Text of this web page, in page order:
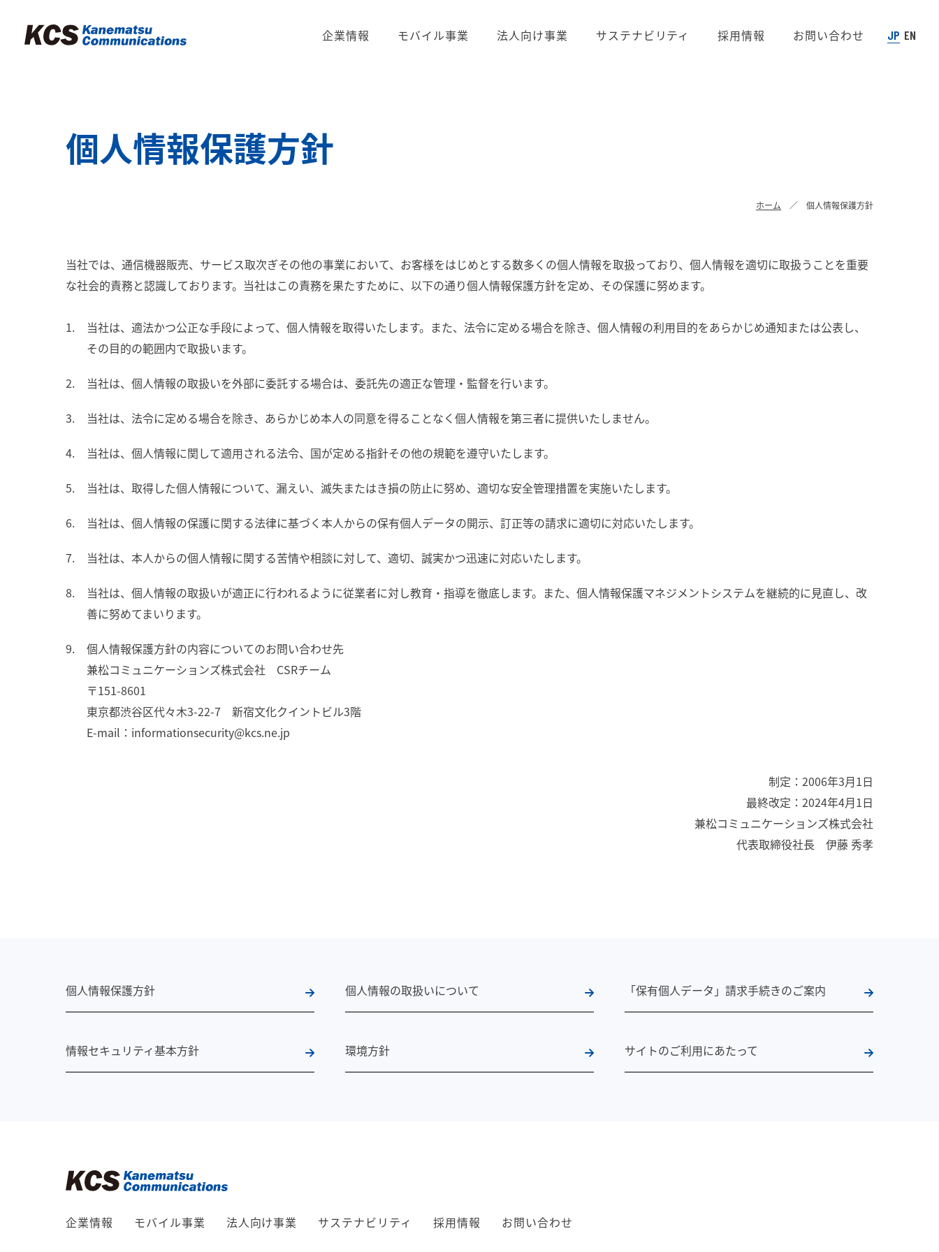
企業情報 モバイル事業 法人向け事業 サステナビリティ 採用情報 お問い合わせ JP EN
個人情報保護方針
ホーム 個人情報保護方針
当社では、通信機器販売、サービス取次ぎその他の事業において、お客様をはじめとする数多くの個人情報を取扱っており、個人情報を適切に取扱うことを重要
な社会的責務と認識しております。当社はこの責務を果たすために、以下の通り個人情報保護方針を定め、その保護に努めます。
当社は、適法かつ公正な手段によって、個人情報を取得いたします。また、法令に定める場合を除き、個人情報の利用目的をあらかじめ通知または公表し、
その目的の範囲内で取扱います。
当社は、個人情報の取扱いを外部に委託する場合は、委託先の適正な管理・監督を行います。
当社は、法令に定める場合を除き、あらかじめ本人の同意を得ることなく個人情報を第三者に提供いたしません。
当社は、個人情報に関して適用される法令、国が定める指針その他の規範を遵守いたします。
当社は、取得した個人情報について、漏えい、滅失またはき損の防止に努め、適切な安全管理措置を実施いたします。
当社は、個人情報の保護に関する法律に基づく本人からの保有個人データの開示、訂正等の請求に適切に対応いたします。
当社は、本人からの個人情報に関する苦情や相談に対して、適切、誠実かつ迅速に対応いたします。
当社は、個人情報の取扱いが適正に行われるように従業者に対し教育・指導を徹底します。また、個人情報保護マネジメントシステムを継続的に見直し、改
善に努めてまいります。
個人情報保護方針の内容についてのお問い合わせ先
兼松コミュニケーションズ株式会社 CSRチーム
〒151-8601
東京都渋谷区代々木3-22-7 新宿文化クイントビル3階
E-mail：informationsecurity@kcs.ne.jp
制定：2006年3月1日
最終改定：2024年4月1日
兼松コミュニケーションズ株式会社
代表取締役社長 伊藤 秀孝
個人情報保護方針 個人情報の取扱いについて 「保有個人データ」請求手続きのご案内
情報セキュリティ基本方針 環境方針 サイトのご利用にあたって
企業情報 モバイル事業 法人向け事業 サステナビリティ 採用情報 お問い合わせ